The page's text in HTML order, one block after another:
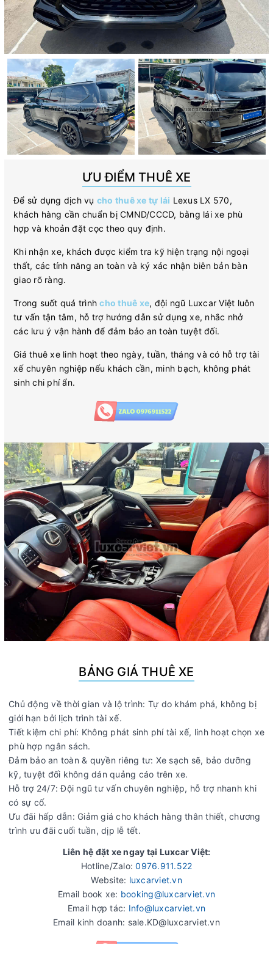
ƯU ĐIỂM THUÊ XE
Để sử dụng dịch vụ cho thuê xe tự lái Lexus LX 570,
khách hàng cần chuẩn bị CMND/CCCD, bằng lái xe phù
hợp và khoản đặt cọc theo quy định.
Khi nhận xe, khách được kiểm tra kỹ hiện trạng nội ngoại
thất, các tính năng an toàn và ký xác nhận biên bản bàn
giao rõ ràng.
Trong suốt quá trìnhcho thuê xe, đội ngũ Luxcar Việt luôn
tư vấn tận tâm, hỗ trợ hướng dẫn sử dụng xe, nhắc nhở
các lưu ý vận hành để đảm bảo an toàn tuyệt đối.
Giá thuê xe linh hoạt theo ngày, tuần, tháng và có hỗ trợ tài
xế chuyên nghiệp nếu khách cần, minh bạch, không phát
sinh chi phí ẩn.
BẢNG GIÁ THUÊ XE
Chủ động về thời gian và lộ trình: Tự do khám phá, không bị
giới hạn bởi lịch trình tài xế.
Tiết kiệm chi phí: Không phát sinh phí tài xế, linh hoạt chọn xe
phù hợp ngân sách.
Đảm bảo an toàn & quyền riêng tư: Xe sạch sẽ, bảo dưỡng
kỹ, tuyệt đối không dán quảng cáo trên xe.
Hỗ trợ 24/7: Đội ngũ tư vấn chuyên nghiệp, hỗ trợ nhanh khi
có sự cố.
Ưu đãi hấp dẫn: Giảm giá cho khách hàng thân thiết, chương
trình ưu đãi cuối tuần, dịp lễ tết.
Liên hệ đặt xe ngay tại Luxcar Việt:
Hotline/Zalo:0976.911.522
Website: luxcarviet.vn
Email book xe: booking@luxcarviet.vn
Email hợp tác: Info@luxcarviet.vn
Email kinh doanh: sale.KD@luxcarviet.vn